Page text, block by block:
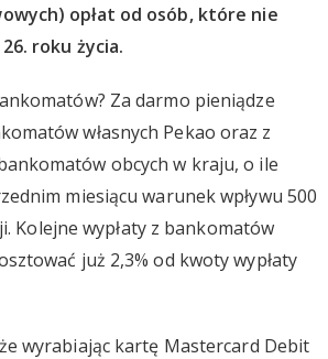
opłat od osób, które nie
roku życia.
Za darmo pieniądze
własnych Pekao oraz z
obcych w kraju, o ile
miesiącu warunek wpływu 500
Kolejne wypłaty z bankomatów
już 2,3% od kwoty wypłaty
wyrabiając kartę Mastercard Debit